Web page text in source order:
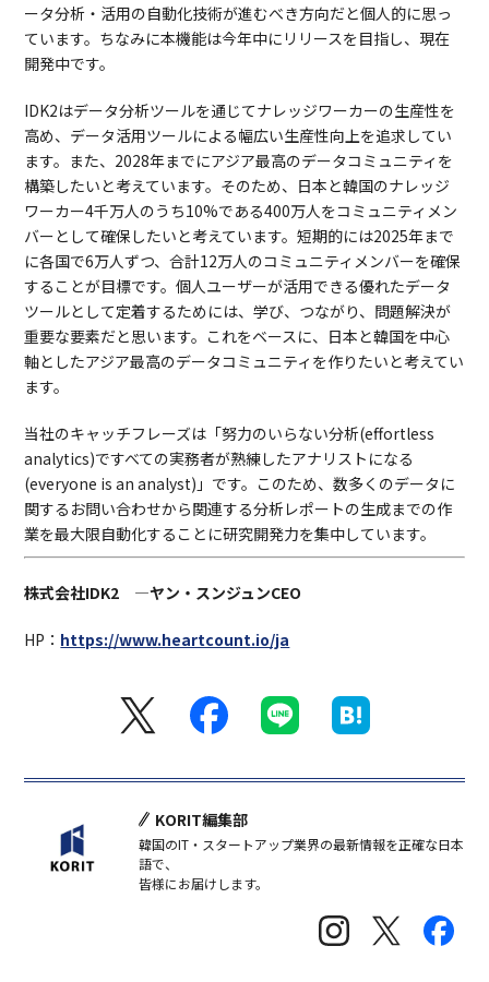
ータ分析・活用の自動化技術が進むべき方向だと個人的に思っ
ています。ちなみに本機能は今年中にリリースを目指し、現在
開発中です。
IDK2はデータ分析ツールを通じてナレッジワーカーの生産性を
高め、データ活用ツールによる幅広い生産性向上を追求してい
ます。また、2028年までにアジア最高のデータコミュニティを
構築したいと考えています。そのため、日本と韓国のナレッジ
ワーカー4千万人のうち10%である400万人をコミュニティメン
バーとして確保したいと考えています。短期的には2025年まで
に各国で6万人ずつ、合計12万人のコミュニティメンバーを確保
することが目標です。個人ユーザーが活用できる優れたデータ
ツールとして定着するためには、学び、つながり、問題解決が
重要な要素だと思います。これをベースに、日本と韓国を中心
軸としたアジア最高のデータコミュニティを作りたいと考えてい
ます。
当社のキャッチフレーズは「努力のいらない分析(effortless
analytics)ですべての実務者が熟練したアナリストになる
(everyone is an analyst)」です。このため、数多くのデータに
関するお問い合わせから関連する分析レポートの生成までの作
業を最大限自動化することに研究開発力を集中しています。
株式会社IDK2 ―ヤン・スンジュンCEO
HP： https://www.heartcount.io/ja
KORIT編集部
韓国のIT・スタートアップ業界の最新情報を正確な日本
語で、
皆様にお届けします。